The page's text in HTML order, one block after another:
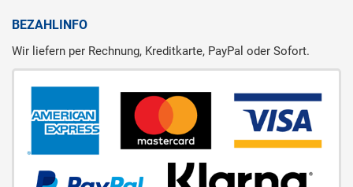
BEZAHLINFO
Wir liefern per Rechnung, Kreditkarte, PayPal oder Sofort.